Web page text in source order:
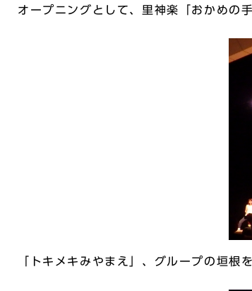
オープニングとして、里神楽「おかめの
「トキメキみやまえ」、グループの垣根